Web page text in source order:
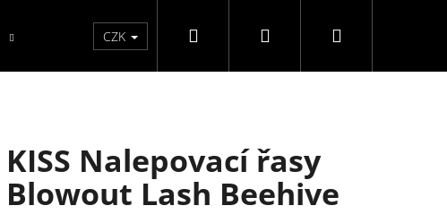
Péče o ruce Péče o nohy F3 kolekce
CZK Hledat PřihlášeníNákupní
KISS Nalepovací řasy
Blowout Lash Beehive